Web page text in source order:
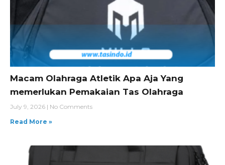
Macam Olahraga Atletik Apa Aja Yang
memerlukan Pemakaian Tas Olahraga
July 9, 2026
No Comments
Read More »